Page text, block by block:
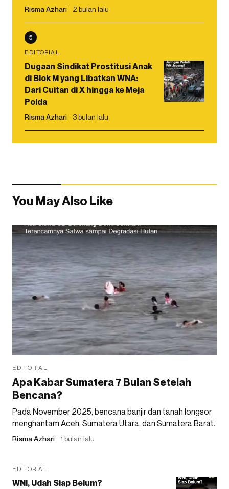
Risma Azhari 2 bulan lalu
5
EDITORIAL
Dugaan Sindikat Prostitusi Anak
di Blok M yang Libatkan WNA:
Dari Cuitan di X hingga ke Meja
Polda
Risma Azhari 3 bulan lalu
You May Also Like
EDITORIAL
Apa Kabar Sumatera 7 Bulan Setelah
Bencana?
Pada November 2025, bencana banjir dan tanah longsor
menghantam Aceh, Sumatera Utara, dan Sumatera Barat.
Risma Azhari 1 bulan lalu
EDITORIAL
WNI, Udah Siap Belum?